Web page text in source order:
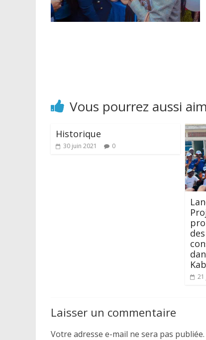
Vous pourrez aussi
Historique
30 juin 2021 0
21
Laisser un commentaire
Votre adresse e-mail ne sera pas publiée.